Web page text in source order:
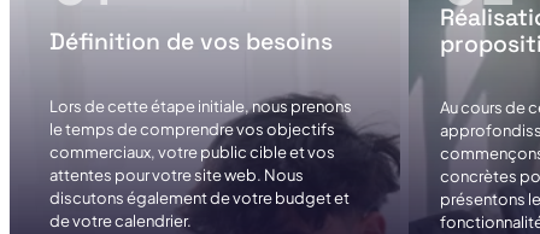
Définition de vos besoins
Lors de cette étape initiale, nous prenons
le temps de comprendre vos objectifs
commerciaux, votre public cible et vos
attentes pour votre site web. Nous
discutons également de votre budget et
de votre calendrier.
Au cours de
concrètes
présentons